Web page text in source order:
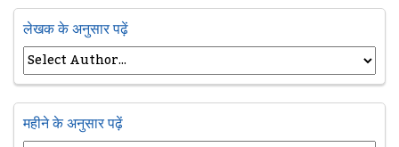
लेखक के अनुसार पढ़ें
महीने के अनुसार पढ़ें